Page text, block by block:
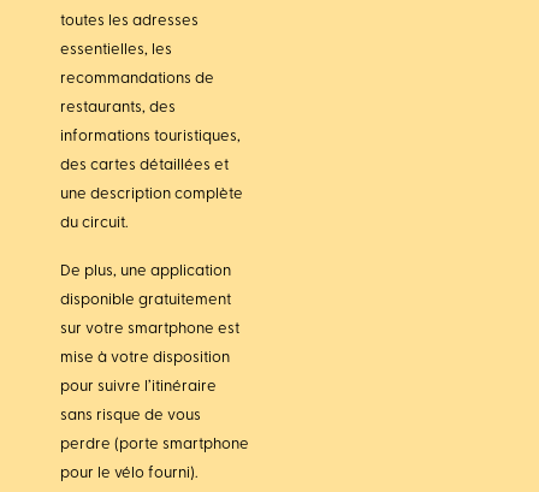
toutes les adresses
essentielles, les
recommandations de
restaurants, des
informations touristiques,
des cartes détaillées et
une description complète
du circuit.
De plus, une application
disponible gratuitement
sur votre smartphone est
mise à votre disposition
pour suivre l’itinéraire
sans risque de vous
perdre (porte smartphone
pour le vélo fourni).